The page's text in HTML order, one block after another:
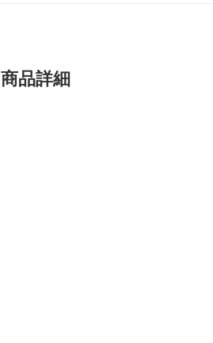
商品詳細